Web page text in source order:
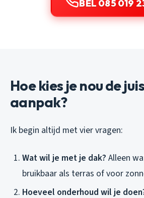
BEL 085 019
Hoe kies je nou de
aanpak?
Ik begin altijd met vier vragen:
Wat wil je met je dak? Alleen
bruikbaar als terras of voor
Hoeveel onderhoud wil je